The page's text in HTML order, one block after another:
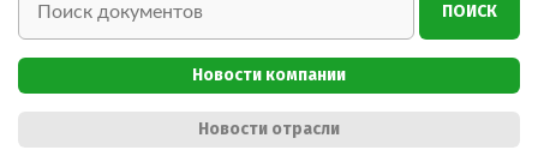
ПОИСК
Новости компании
Новости отрасли